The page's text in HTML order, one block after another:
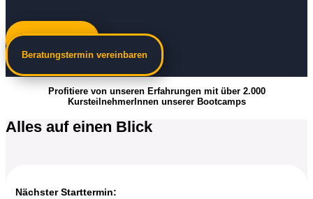
Beratungstermin vereinbaren
Profitiere von unseren Erfahrungen mit über 2.000
KursteilnehmerInnen unserer Bootcamps
Alles auf einen Blick
Nächster Starttermin: